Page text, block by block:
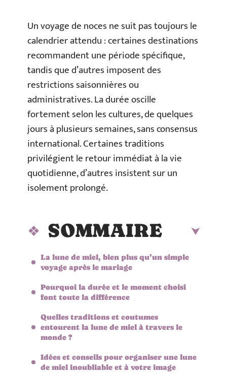
Un voyage de noces ne suit pas toujours le
calendrier attendu : certaines destinations
recommandent une période spécifique,
tandis que d’autres imposent des
restrictions saisonnières ou
administratives. La durée oscille
fortement selon les cultures, de quelques
jours à plusieurs semaines, sans consensus
international. Certaines traditions
privilégient le retour immédiat à la vie
quotidienne, d’autres insistent sur un
isolement prolongé.
SOMMAIRE
La lune de miel, bien plus qu’un simple
voyage après le mariage
Pourquoi la durée et le moment choisi
font toute la différence
Quelles traditions et coutumes
entourent la lune de miel à travers le
monde ?
Idées et conseils pour organiser une lune
de miel inoubliable et à votre image